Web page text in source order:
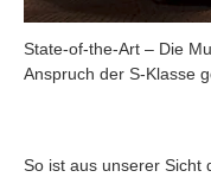
State-of-the-Art – Die
Anspruch der S-Klasse
So ist aus unserer Sicht